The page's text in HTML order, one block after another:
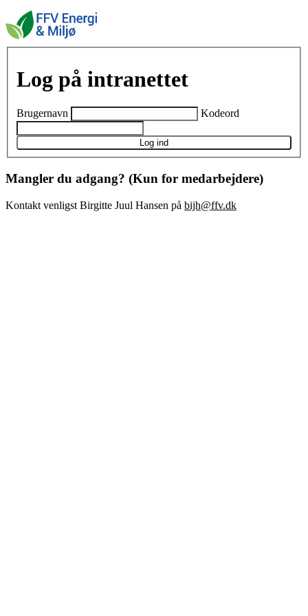
Log på intranettet
Brugernavn Kodeord
Log ind
Mangler du adgang? (Kun for medarbejdere)
Kontakt venligst Birgitte Juul Hansen på bijh@ffv.dk